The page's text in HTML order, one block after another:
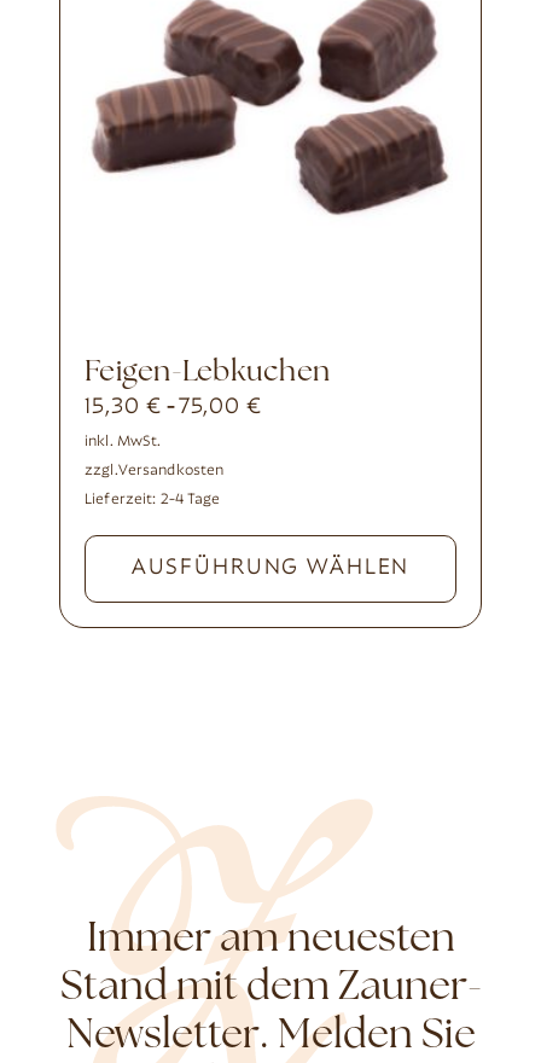
Feigen-Lebkuchen
15,30 € - 75,00€
inkl. MwSt.
zzgl.Versandkosten
Lieferzeit: 2-4 Tage
AUSFÜHRUNG WÄHLEN
Immer am neuesten
Stand mit dem Zauner-
Newsletter. Melden Sie